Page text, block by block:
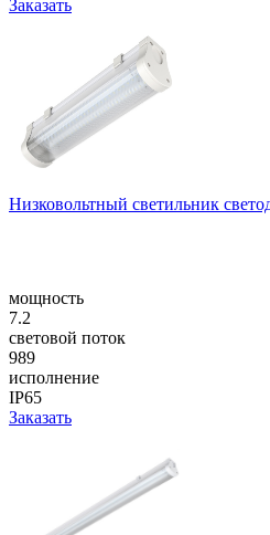
Заказать
Низковольтный светильник
мощность
7.2
световой поток
989
исполнение
IP65
Заказать